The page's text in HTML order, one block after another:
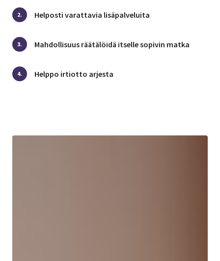
2. Helposti varattavia lisäpalveluita
3. Mahdollisuus räätälöidä itselle sopivin matka
4. Helppo irtiotto arjesta